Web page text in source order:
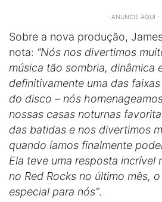
- ANUNCIE AQUI -
Sobre a nova produção,
nota: “Nós nos divertimos
música tão sombria, dinâmica
definitivamente uma das
do disco – nós
nossas casas noturnas
das batidas e nos divertimos
quando íamos finalmente
Ela teve uma resposta incrível
no Red Rocks no último mês,
especial para nós”.